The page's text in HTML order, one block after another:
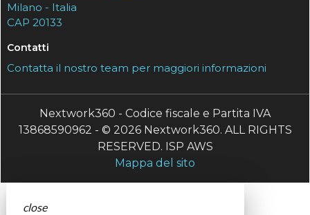
Milano - Italia
CAP 20133
Contatti
Contatta il nostro team per maggiori informazioni
Nextwork360 - Codice fiscale e Partita IVA
13868590962 - © 2026 Nextwork360. ALL RIGHTS
RESERVED. ISP AWS
Mappa del sito
close